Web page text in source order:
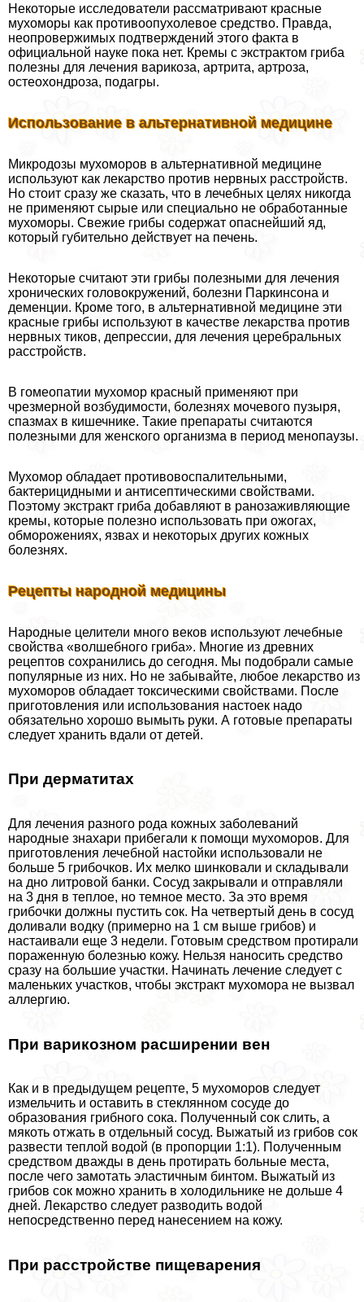
Некоторые исследователи рассматривают красные
мухоморы как противоопухолевое средство. Правда,
неопровержимых подтверждений этого факта в
официальной науке пока нет. Кремы с экстpaктом гриба
полезны для лечения варикоза, артрита, артроза,
остеохондроза, подагры.
Использование в альтернативной медицине
Микродозы мухоморов в альтернативной медицине
используют как лекарство против нервных расстройств.
Но стоит сразу же сказать, что в лечебных целях никогда
не применяют сырые или специально не обработанные
мухоморы. Свежие грибы содержат опаснейший яд,
который губительно действует на печень.
Некоторые считают эти грибы полезными для лечения
хронических головокружений, болезни Паркинсона и
деменции. Кроме того, в альтернативной медицине эти
красные грибы используют в качестве лекарства против
нервных тиков, депрессии, для лечения церебральных
расстройств.
В гомеопатии мухомор красный применяют при
чрезмерной возбудимости, болезнях мочевого пузыря,
спазмах в кишечнике. Такие препараты считаются
полезными для женского организма в период менопаузы.
Мухомор обладает противовоспалительными,
бактерицидными и антисептическими свойствами.
Поэтому экстpaкт гриба добавляют в ранозаживляющие
кремы, которые полезно использовать при ожогах,
обморожениях, язвах и некоторых других кожных
болезнях.
Рецепты народной медицины
Народные целители много веков используют лечебные
свойства «волшебного гриба». Многие из древних
рецептов сохранились до сегодня. Мы подобрали самые
популярные из них. Но не забывайте, любое лекарство из
мухоморов обладает токсическими свойствами. После
приготовления или использования настоек надо
обязательно хорошо вымыть руки. А готовые препараты
следует хранить вдали от детей.
При дерматитах
Для лечения разного рода кожных заболеваний
народные знахари прибегали к помощи мухоморов. Для
приготовления лечебной настойки использовали не
больше 5 грибочков. Их мелко шинковали и складывали
на дно литровой банки. Сосуд закрывали и отправляли
на 3 дня в теплое, но темное место. За это время
грибочки должны пустить сок. На четвертый день в сосуд
доливали водку (примерно на 1 см выше грибов) и
настаивали еще 3 недели. Готовым средством протирали
пораженную болезнью кожу. Нельзя наносить средство
сразу на большие участки. Начинать лечение следует с
маленьких участков, чтобы экстpaкт мухомора не вызвал
аллергию.
При варикозном расширении вен
Как и в предыдущем рецепте, 5 мухоморов следует
измельчить и оставить в стеклянном сосуде до
образования грибного сока. Полученный сок слить, а
мякоть отжать в отдельный сосуд. Выжатый из грибов сок
развести теплой водой (в пропорции 1:1). Полученным
средством дважды в день протирать больные места,
после чего замотать эластичным бинтом. Выжатый из
грибов сок можно хранить в холодильнике не дольше 4
дней. Лекарство следует разводить водой
непосредственно перед нанесением на кожу.
При расстройстве пищеварения